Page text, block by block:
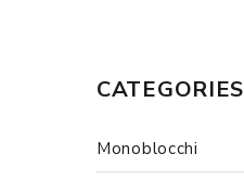
CATEGORIES
Monoblocchi